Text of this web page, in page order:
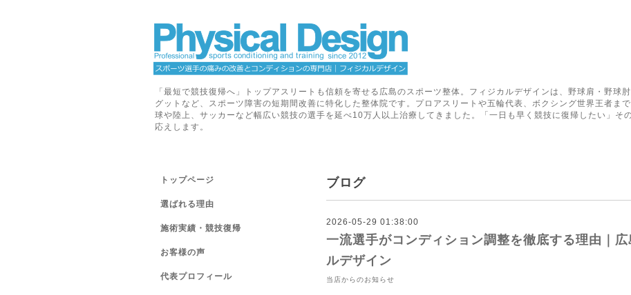
「最短で競技復帰へ」トップアスリートも信頼を寄せる広島のスポーツ整体。フィジカルデザインは、野球肩・野球
グットなど、スポーツ障害の短期間改善に特化した整体院です。プロアスリートや五輪代表、ボクシング世界王者ま
球や陸上、サッカーなど幅広い競技の選手を延べ10万人以上治療してきました。「一日も早く競技に復帰したい」そ
応えします。
ブログ
2026-05-29 01:38:00
一流選手がコンディション調整を徹底する理由｜
ルデザイン
当店からのお知らせ
トップページ
選ばれる理由
施術実績・競技復帰
お客様の声
代表プロフィール